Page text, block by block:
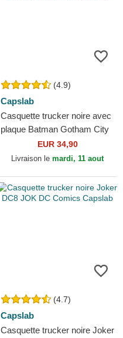
(4.9)
Capslab
Casquette trucker noire avec
plaque Batman Gotham City
BATP1 DC Comics Capslab
EUR 34,90
Livraison le mardi, 11 aout
(4.7)
Capslab
Casquette trucker noire Joker